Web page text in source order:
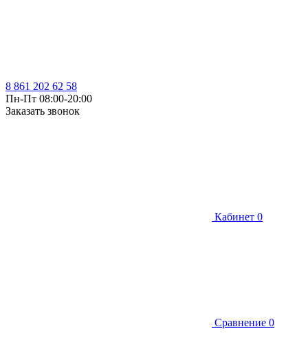
8 861 202 62 58
Пн-Пт 08:00-20:00
Заказать звонок
Кабинет 0
Сравнение 0